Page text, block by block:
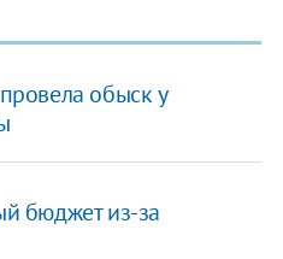
обыск у
бюджет из-за